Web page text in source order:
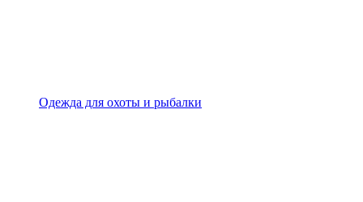
Одежда для охоты и рыбалки